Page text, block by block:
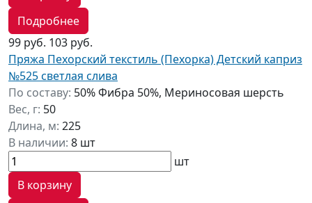
Подробнее
99 руб. 103 руб.
Пряжа Пехорский текстиль (Пехорка) Детский каприз
№525 светлая слива
По составу: 50% Фибра 50%, Мериносовая шерсть
Вес, г: 50
Длина, м: 225
В наличии: 8 шт
шт
В корзину